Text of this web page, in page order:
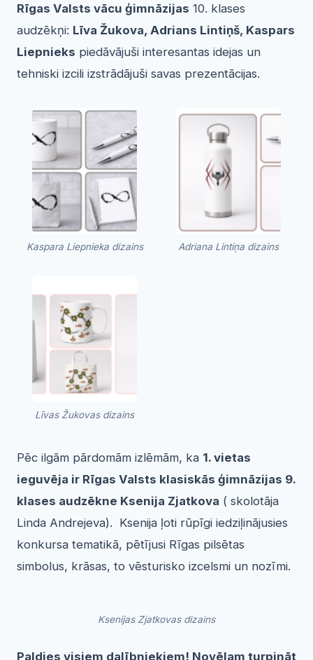
Rīgas Valsts vācu ģimnāzijas 10. klases
audzēkņi: Līva Žukova, Adrians Lintiņš, Kaspars
Liepnieks piedāvājuši interesantas idejas un
tehniski izcili izstrādājuši savas prezentācijas.
Kaspara Liepnieka dizains Adriana Lintiņa dizains
Līvas Žukovas dizains
Pēc ilgām pārdomām izlēmām, ka 1. vietas
ieguvēja ir Rīgas Valsts klasiskās ģimnāzijas 9.
klases audzēkne Ksenija Zjatkova ( skolotāja
Linda Andrejeva). Ksenija ļoti rūpīgi iedziļinājusies
konkursa tematikā, pētījusi Rīgas pilsētas
simbolus, krāsas, to vēsturisko izcelsmi un nozīmi.
Ksenijas Zjatkovas dizains
Paldies visiem dalībniekiem! Novēlam turpināt